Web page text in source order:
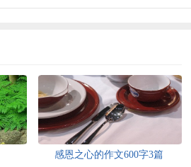
感恩之心的作文600字3篇